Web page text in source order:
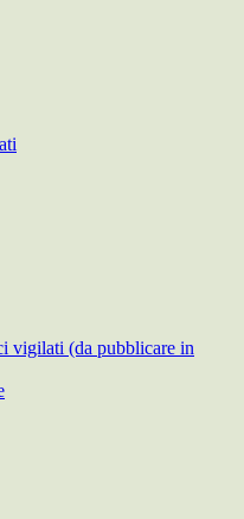
vigilati (da pubblicare in